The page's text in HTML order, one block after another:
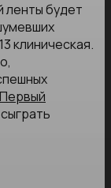
ленты будет
клиническая.
Первый